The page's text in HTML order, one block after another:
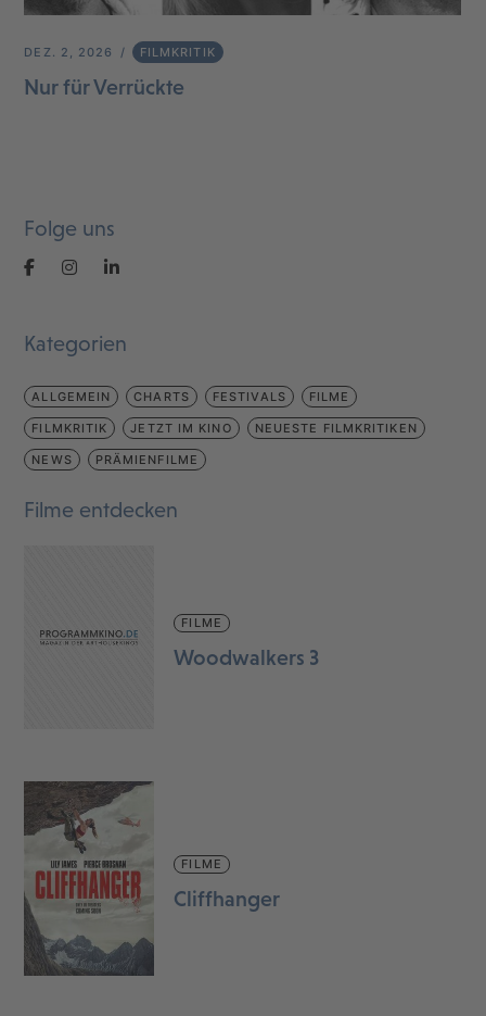
DEZ. 2, 2026 FILMKRITIK
Nur für Verrückte
Folge uns
Kategorien
ALLGEMEIN CHARTS FESTIVALS FILME
FILMKRITIK JETZT IM KINO NEUESTE FILMKRITIKEN
NEWS PRÄMIENFILME
Filme entdecken
FILME
Woodwalkers 3
FILME
Cliffhanger